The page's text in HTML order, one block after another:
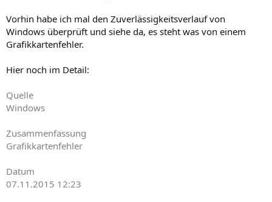
Vorhin habe ich mal den Zuverlässigkeitsverlauf von
Windows überprüft und siehe da, es steht was von einem
Grafikkartenfehler.
Hier noch im Detail:
Quelle
Windows
Zusammenfassung
Grafikkartenfehler
Datum
‎07.‎11.‎2015 12:23